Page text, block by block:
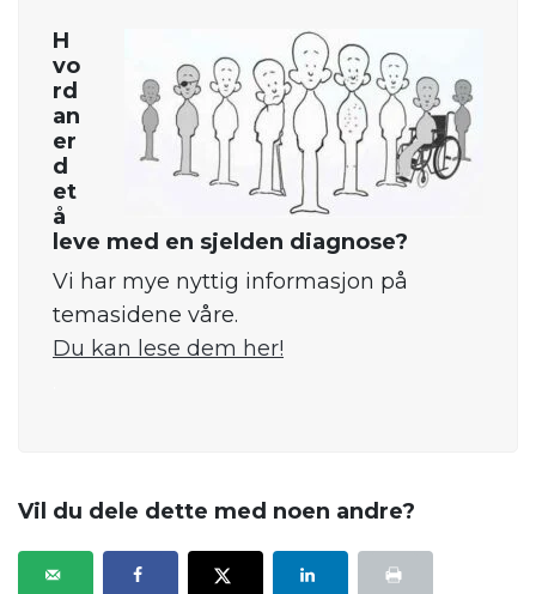
H
vo
rd
an
er
d
et
å
leve med en sjelden diagnose?
Vi har mye nyttig informasjon på
temasidene våre.
Du kan lese dem her!
Vil du dele dette med noen andre?